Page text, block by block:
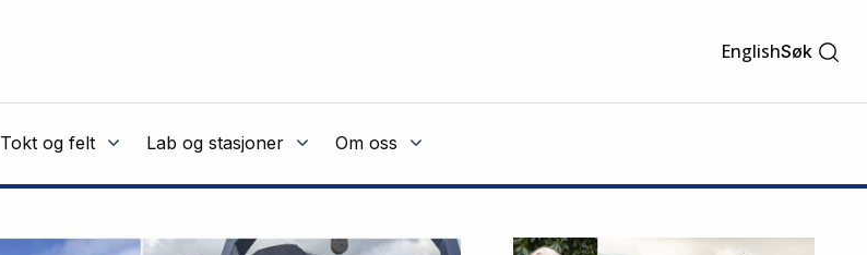
EnglishSøk
Tokt og felt Lab og stasjoner Om oss